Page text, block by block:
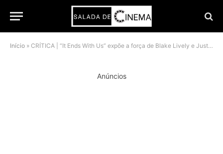
Início » CRÍTICA | “It Ends With Us” expõe a força de Blake Lively e Justin Baldoni, mas sequência permanece incerta
Anúncios